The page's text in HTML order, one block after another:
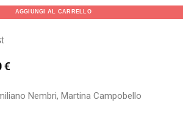
AGGIUNGI AL CARRELLO
€
Nembri, Martina Campobello